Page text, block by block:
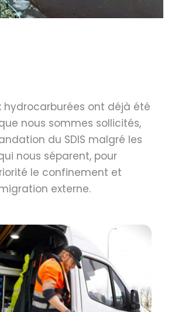
hydrocarburées ont déjà été
nous sommes sollicités,
du SDIS malgré les
nous séparent, pour
le confinement et
externe.